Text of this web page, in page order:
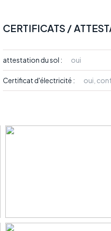
CERTIFICATS /
attestation du sol : oui
Certificat d'électricité : oui,